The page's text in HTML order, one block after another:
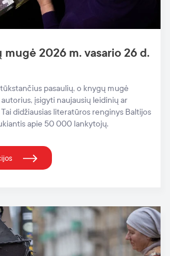
2026 m. vasario 26 d.
pasaulių, o knygų mugė
įsigyti naujausių leidinių ar
didžiausias literatūros renginys Baltijos
apie 50 000 lankytojų.